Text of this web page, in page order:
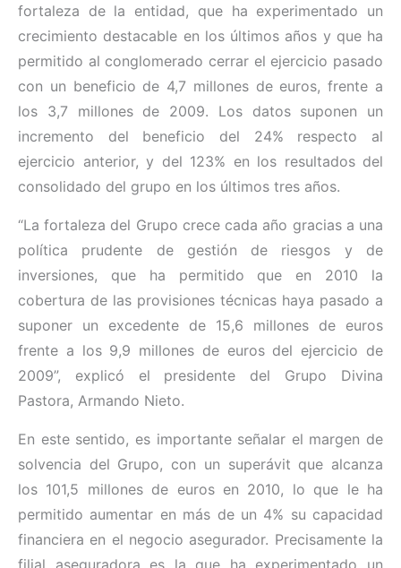
fortaleza de la entidad, que ha experimentado un
crecimiento destacable en los últimos años y que ha
permitido al conglomerado cerrar el ejercicio pasado
con un beneficio de 4,7 millones de euros, frente a
los 3,7 millones de 2009. Los datos suponen un
incremento del beneficio del 24% respecto al
ejercicio anterior, y del 123% en los resultados del
consolidado del grupo en los últimos tres años.
“La fortaleza del Grupo crece cada año gracias a una
política prudente de gestión de riesgos y de
inversiones, que ha permitido que en 2010 la
cobertura de las provisiones técnicas haya pasado a
suponer un excedente de 15,6 millones de euros
frente a los 9,9 millones de euros del ejercicio de
2009”, explicó el presidente del Grupo Divina
Pastora, Armando Nieto.
En este sentido, es importante señalar el margen de
solvencia del Grupo, con un superávit que alcanza
los 101,5 millones de euros en 2010, lo que le ha
permitido aumentar en más de un 4% su capacidad
financiera en el negocio asegurador. Precisamente la
filial aseguradora es la que ha experimentado un